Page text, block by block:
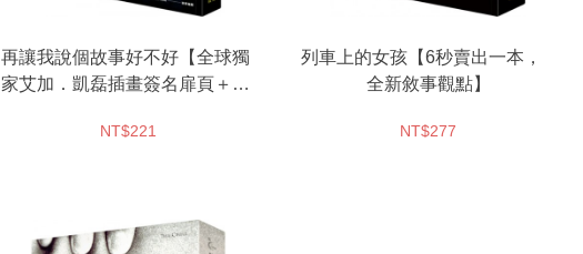
再讓我說個故事好不好【全球獨
家艾加．凱磊插畫簽名扉頁＋專
NT$221
列車上的女孩【6秒賣出一本，
全新敘事觀點】
NT$277